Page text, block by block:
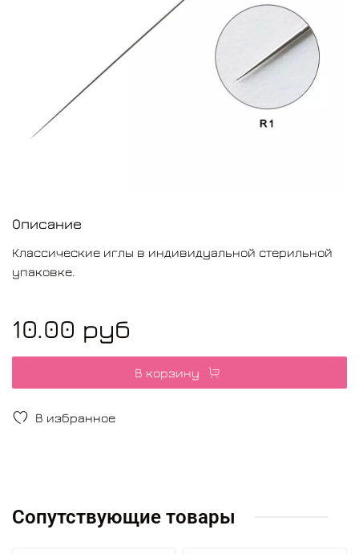
В избранное
Описание
Классические иглы в индивидуальной стерильной
упаковке.
10.00 руб
В корзину
Сопутствующие товары